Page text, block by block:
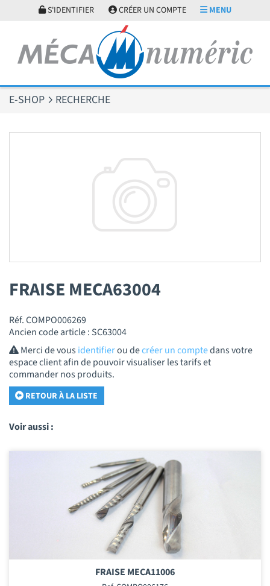
S'IDENTIFIER CRÉER UN COMPTE MENU
E-SHOP RECHERCHE
FRAISE MECA63004
Réf. COMPO006269
Ancien code article : SC63004
Merci de vousidentifierou decréer un comptedans votre
espace client afin de pouvoir visualiser les tarifs et
commander nos produits.
RETOUR À LA LISTE
Voir aussi :
FRAISE MECA11006
Panneau de gestion des cookies